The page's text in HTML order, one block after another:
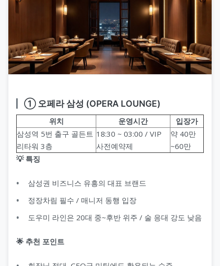
① 오페라 삼성 (OPERA LOUNGE)
위치 운영시간
입장가
삼성역 5번 출구 골든트
리타워 3층
18:30 ~ 03:00 / VIP
사전예약제
약 40만
~60만
💡 특징
삼성권 비즈니스 유흥의 대표 브랜드
정장차림 필수 / 매니저 동행 입장
도우미 라인은 20대 중~후반 위주 / 술 응대 강도 낮음
🌟 추천 포인트